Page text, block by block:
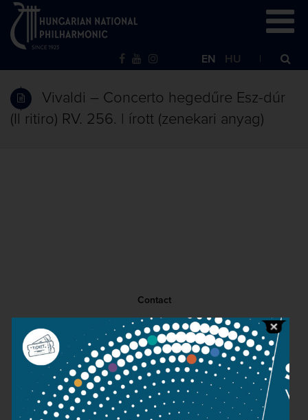
EN HU
Vivaldi – Concerto hegedűre Esz-dúr
(Il ritiro) RV. 256. | írott (zenekari anyag)
Contact
Public information
Press room
Terms and privacy
Imprint